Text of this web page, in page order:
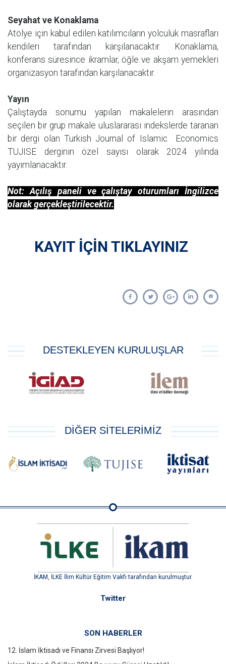
Seyahat ve Konaklama
Atölye için kabul edilen katılımcıların yolculuk masrafları
kendileri tarafından karşılanacaktır. Konaklama,
konferans süresince ikramlar, öğle ve akşam yemekleri
organizasyon tarafından karşılanacaktır.
Yayın
Çalıştayda sonumu yapılan makalelerin arasından
seçilen bir grup makale uluslararası indekslerde taranan
bir dergi olan Turkish Journal of Islamic Economics
TUJISE derginin özel sayısı olarak 2024 yılında
yayımlanacaktır.
Not: Açılış paneli ve çalıştay oturumları İngilizce
olarak gerçekleştirilecektir.
KAYIT İÇİN TIKLAYINIZ
DESTEKLEYEN KURULUŞLAR
DİĞER SİTELERİMİZ
İKAM, İLKE İlim Kültür Eğitim Vakfı tarafından kurulmuştur.
Twitter
SON HABERLER
12. İslam İktisadı ve Finansı Zirvesi Başlıyor!